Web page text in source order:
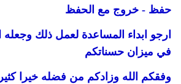
حفظ - خروج مع الحفظ
ارجو ابداء المساعدة لعمل ذلك وجعله
في ميزان حسناتكم
وفقكم الله وزادكم من فضله خيرا كثيرا